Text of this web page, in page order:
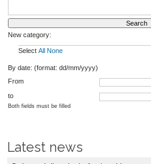
New category:
Select All None
By date: (format: dd/mm/yyyy)
From
to
Both fields must be filled
Latest news